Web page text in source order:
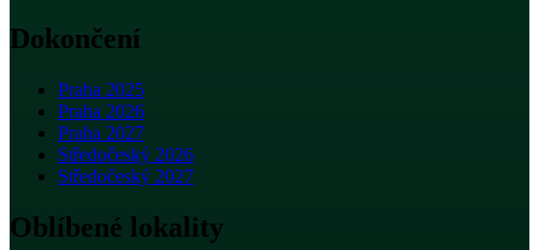
Dokončení
Praha 2025
Praha 2026
Praha 2027
Středočeský 2026
Středočeský 2027
Oblíbené lokality